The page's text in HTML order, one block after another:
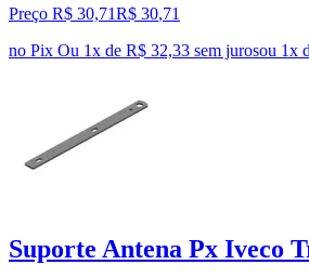
Preço R$ 30,71R$ 30,71
no Pix Ou 1x de R$ 32,33 sem jurosou 1x
Suporte Antena Px Iveco